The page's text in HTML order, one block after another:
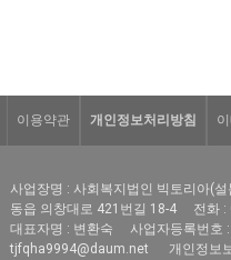
이용약관 개인정보처리방침
사업장명 : 사회복지법인 빅토리아(설
동읍 의창대로 421번길 18-4
전화
대표자명 : 변환숙
사업자등록번호
tjfqha9994@daum.net
개인정보